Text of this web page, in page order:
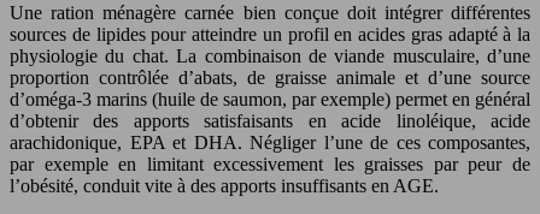
Une ration ménagère carnée bien conçue doit intégrer différentes
sources de lipides pour atteindre un profil en acides gras adapté à la
physiologie du chat. La combinaison de viande musculaire, d’une
proportion contrôlée d’abats, de graisse animale et d’une source
d’oméga-3 marins (huile de saumon, par exemple) permet en général
d’obtenir des apports satisfaisants en acide linoléique, acide
arachidonique, EPA et DHA. Négliger l’une de ces composantes,
par exemple en limitant excessivement les graisses par peur de
l’obésité, conduit vite à des apports insuffisants en AGE.